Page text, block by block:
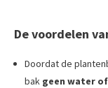
De voordelen
Doordat de
bak geen water